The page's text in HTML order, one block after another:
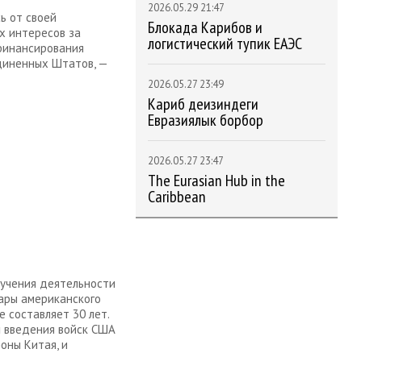
от своей
интересов за
Штатов, —
деятельности
американского
составляет 30 лет.
введения войск США
Китая, и
2026.05.29 21:47
Блокада Карибов и
логистический тупик ЕАЭС
2026.05.27 23:49
Кариб деңизиндеги
Евразиялык борбор
2026.05.27 23:47
The Eurasian Hub in the
Caribbean